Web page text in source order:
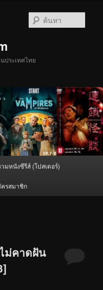
ประเทศไทย
วมหนังซีรีส์ (โปสเตอร์)
รสมาชิก
ม่คาดฝัน